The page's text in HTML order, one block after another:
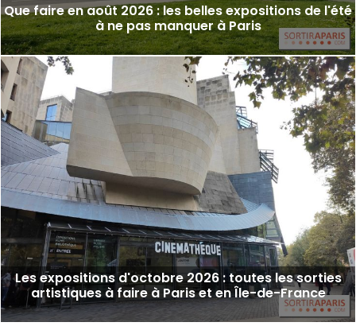
Que faire en août 2026 : les belles expositions de l'été
à ne pas manquer à Paris
Les expositions d'octobre 2026 : toutes les sorties
artistiques à faire à Paris et en Île-de-France